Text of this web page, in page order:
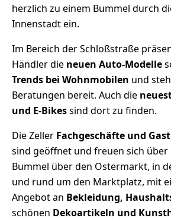
herzlich zu einem Bummel durch
Innenstadt ein.
Im Bereich der Schloßstraße
Händler die neuen Auto-Modelle
Trends bei Wohnmobilen und
Beratungen bereit. Auch die
und E-Bikessind dort zu finden.
Die Zeller Fachgeschäfte und
sind geöffnet und freuen sich über
Bummel über den Ostermarkt, in
und rund um den Marktplatz, mit
Angebot an Bekleidung,
schönen Dekoartikeln und